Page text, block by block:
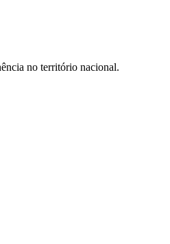
no território nacional.